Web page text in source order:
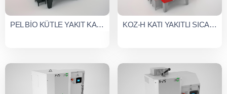
PEL BİO KÜTLE YAKIT KAZANI KOZ-H KATI YAKITLI SICAK HAVA KAZANI